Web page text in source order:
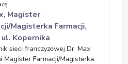
Magister
Magisterka Farmacji,
ul. Kopernika
sieci franczyzowej Dr. Max
Magister Farmacji/Magisterka